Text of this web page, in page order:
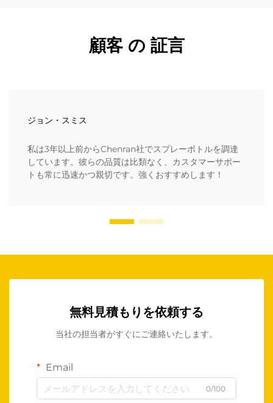
顧客 の 証言
ジョン・スミス
私は3年以上前からChenran社でスプレーボトルを調達
しています。彼らの品質は比類なく、カスタマーサポー
トも常に迅速かつ親切です。強くおすすめします！
無料見積もりを依頼する
当社の担当者がすぐにご連絡いたします。
Email
0/100